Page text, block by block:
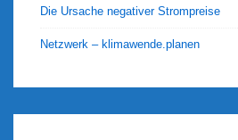
Die Ursache negativer Strompreise
Netzwerk – klimawende.planen